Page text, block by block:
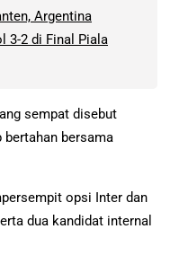
Argentina
3-2 di Final Piala
sempat disebut
bersama
opsi Inter dan
dua kandidat internal